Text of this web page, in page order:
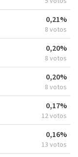
0,21%
8 votos
0,20%
8 votos
0,20%
8 votos
0,17%
12 votos
0,16%
13 votos